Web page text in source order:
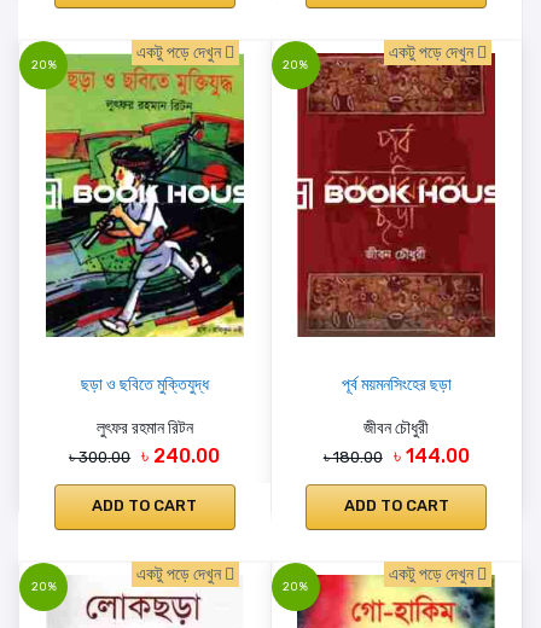
20%
একটু পড়ে দেখুন
ছড়া ও ছবিতে মুক্তিযুদ্ধ
লুৎফর রহমান রিটন
৳ 300.00 ৳ 240.00
ADD TO CART
20%
একটু পড়ে দেখুন
পূর্ব ময়মনসিংহের ছড়া
জীবন চৌধুরী
৳ 180.00 ৳ 144.00
ADD TO CART
20%
একটু পড়ে দেখুন
20%
একটু পড়ে দেখুন